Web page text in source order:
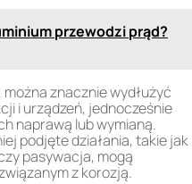
przewodzi prąd?
znacznie wydłużyć
i urządzeń, jednocześnie
naprawą lub wymianą.
podjęte działania, takie jak
pasywacja, mogą
z korozją.